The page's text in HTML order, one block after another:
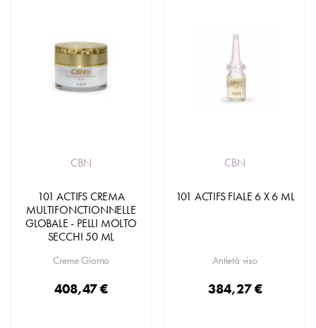
CBN
101 ACTIFS CREMA
MULTIFONCTIONNELLE
GLOBALE - PELLI MOLTO
SECCHI 50 ML
Creme Giorno
408,47 €
CBN
101 ACTIFS FIALE 6 X 6 ML
Antietà viso
384,27 €